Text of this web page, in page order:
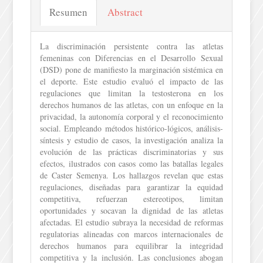
Resumen Abstract
La discriminación persistente contra las atletas
femeninas con Diferencias en el Desarrollo Sexual
(DSD) pone de manifiesto la marginación sistémica en
el deporte. Este estudio evaluó el impacto de las
regulaciones que limitan la testosterona en los
derechos humanos de las atletas, con un enfoque en la
privacidad, la autonomía corporal y el reconocimiento
social. Empleando métodos histórico-lógicos, análisis-
síntesis y estudio de casos, la investigación analiza la
evolución de las prácticas discriminatorias y sus
efectos, ilustrados con casos como las batallas legales
de Caster Semenya. Los hallazgos revelan que estas
regulaciones, diseñadas para garantizar la equidad
competitiva, refuerzan estereotipos, limitan
oportunidades y socavan la dignidad de las atletas
afectadas. El estudio subraya la necesidad de reformas
regulatorias alineadas con marcos internacionales de
derechos humanos para equilibrar la integridad
competitiva y la inclusión. Las conclusiones abogan